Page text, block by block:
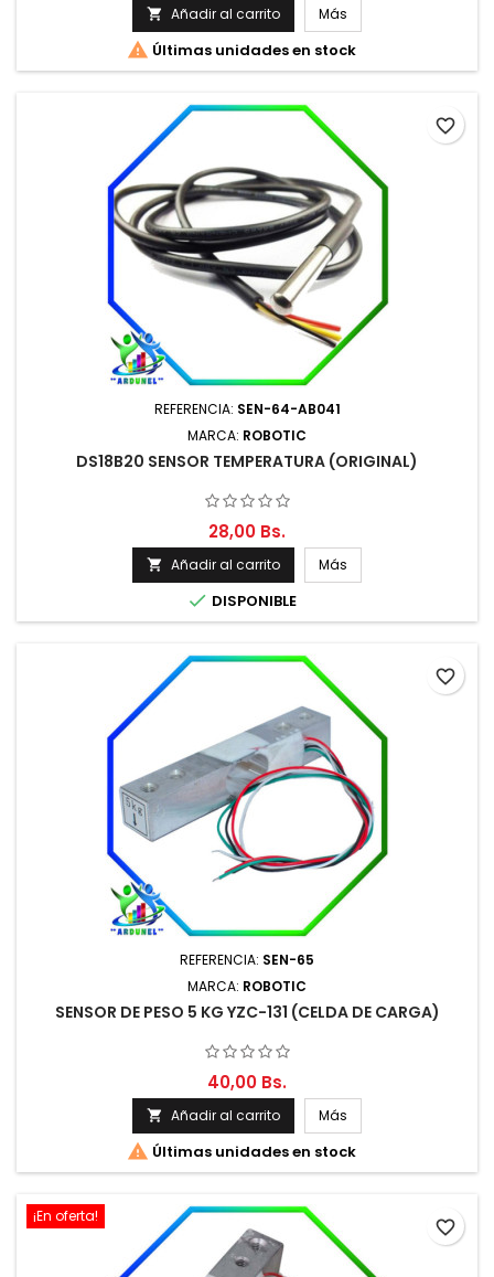
 Añadir al carrito Más
 Últimas unidades en stock
REFERENCIA: SEN-64-AB041
MARCA: ROBOTIC
DS18B20 SENSOR TEMPERATURA (ORIGINAL)
28,00 Bs.
 Añadir al carrito Más
 DISPONIBLE
favorite_border
REFERENCIA: SEN-65
MARCA: ROBOTIC
SENSOR DE PESO 5 KG YZC-131 (CELDA DE CARGA)
40,00 Bs.
 Añadir al carrito Más
 Últimas unidades en stock
favorite_border
¡En oferta!
favorite_border